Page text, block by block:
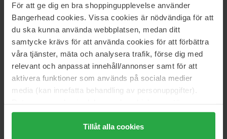
För att ge dig en bra shoppingupplevelse använder
Bangerhead cookies. Vissa cookies är nödvändiga för att
du ska kunna använda webbplatsen, medan ditt
samtycke krävs för att använda cookies för att förbättra
våra tjänster, mäta och analysera trafik, förse dig med
relevant och anpassat innehåll/annonser samt för att
aktivera funktioner som används på sociala medier
media (kan innefatta behandling av personuppgifter).
Genom att trycka på "Tillåt alla cookies" accepterar du
alla cookies, medan du under "Detaljer" kan anpassa
Tillåt alla cookies
Længde: 22cm
Højde: 13cm
Bredde: 6cm
Varenummer: 203403
Kategorier:
Hjem